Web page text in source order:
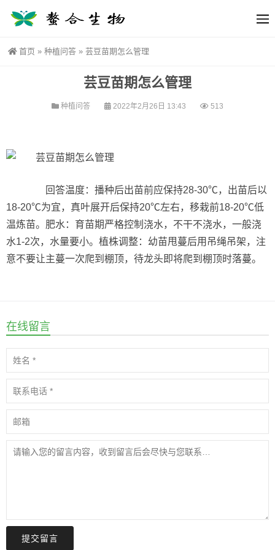
首页 » 种植问答 » 芸豆苗期怎么管理
芸豆苗期怎么管理
种植问答 2022年2月26日 13:43 513
回答温度：播种后出苗前应保持28-30℃，出苗后以
18-20℃为宜，真叶展开后保持20℃左右，移栽前18-20℃低
温炼苗。肥水：育苗期严格控制浇水，不干不浇水，一般浇
水1-2次，水量要小。植株调整：幼苗甩蔓后用吊绳吊架，注
意不要让主蔓一次爬到棚顶，待龙头即将爬到棚顶时落蔓。
在线留言
提交留言